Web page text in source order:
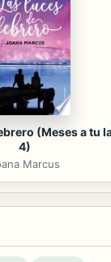
(Meses a tu
4)
Marcus